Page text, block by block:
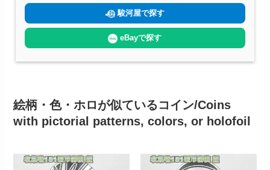
駿河屋で探す
eBayで探す
絵柄・色・ホロが似ているコイン/Coins
with pictorial patterns, colors, or holofoil